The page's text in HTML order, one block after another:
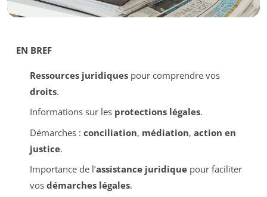
EN BREF
Ressources juridiquespour comprendre vos
droits.
Informations sur les protections légales.
Démarches : conciliation, médiation, action en
justice.
Importance de l’assistance juridiquepour faciliter
vos démarches légales.